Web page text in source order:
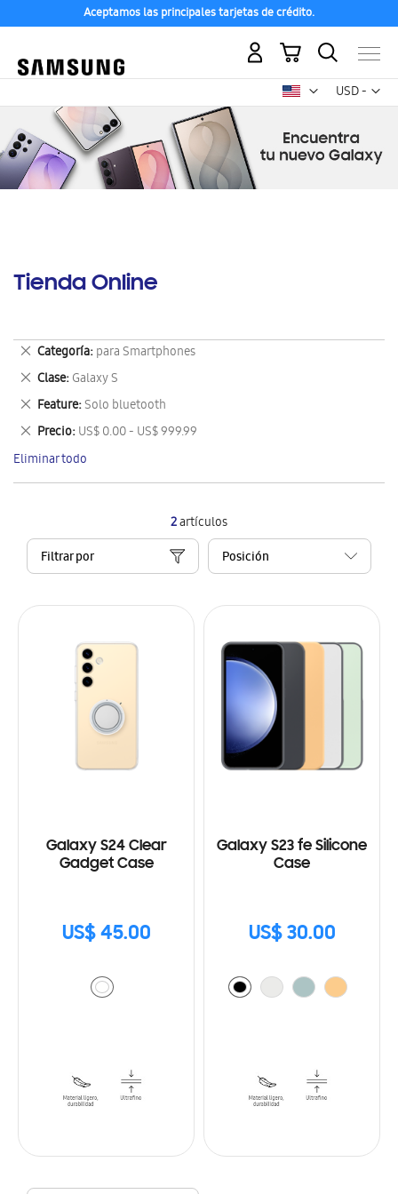
Aceptamos las principales tarjetas de crédito.
USD -
dólar
Mi carrito
Tienda Online
2artículos
Filtrar por
Galaxy S24 Clear
Gadget Case
US$ 45.00
Galaxy S23 fe Silicone
Case
US$ 30.00
Categoría para Smartphones
Eliminar
este
artículo
Clase Galaxy S
Eliminar
este
artículo
Feature Solo bluetooth
Eliminar
este
artículo
Precio US$ 0.00 - US$ 999.99
Eliminar
este
artículo
Eliminar todo